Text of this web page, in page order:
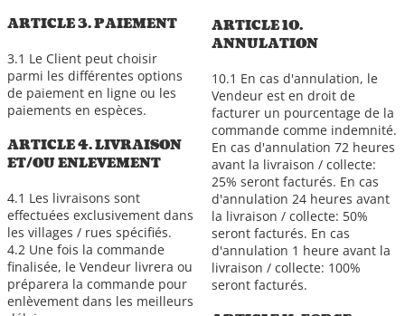
ARTICLE 3. PAIEMENT
3.1 Le Client peut choisir
parmi les différentes options
de paiement en ligne ou les
paiements en espèces.
ARTICLE 4. LIVRAISON
ET/OU ENLEVEMENT
4.1 Les livraisons sont
effectuées exclusivement dans
les villages / rues spécifiés.
4.2 Une fois la commande
finalisée, le Vendeur livrera ou
préparera la commande pour
enlèvement dans les meilleurs
ARTICLE 10.
ANNULATION
10.1 En cas d'annulation, le
Vendeur est en droit de
facturer un pourcentage de la
commande comme indemnité.
En cas d'annulation 72 heures
avant la livraison / collecte:
25% seront facturés. En cas
d'annulation 24 heures avant
la livraison / collecte: 50%
seront facturés. En cas
d'annulation 1 heure avant la
livraison / collecte: 100%
seront facturés.